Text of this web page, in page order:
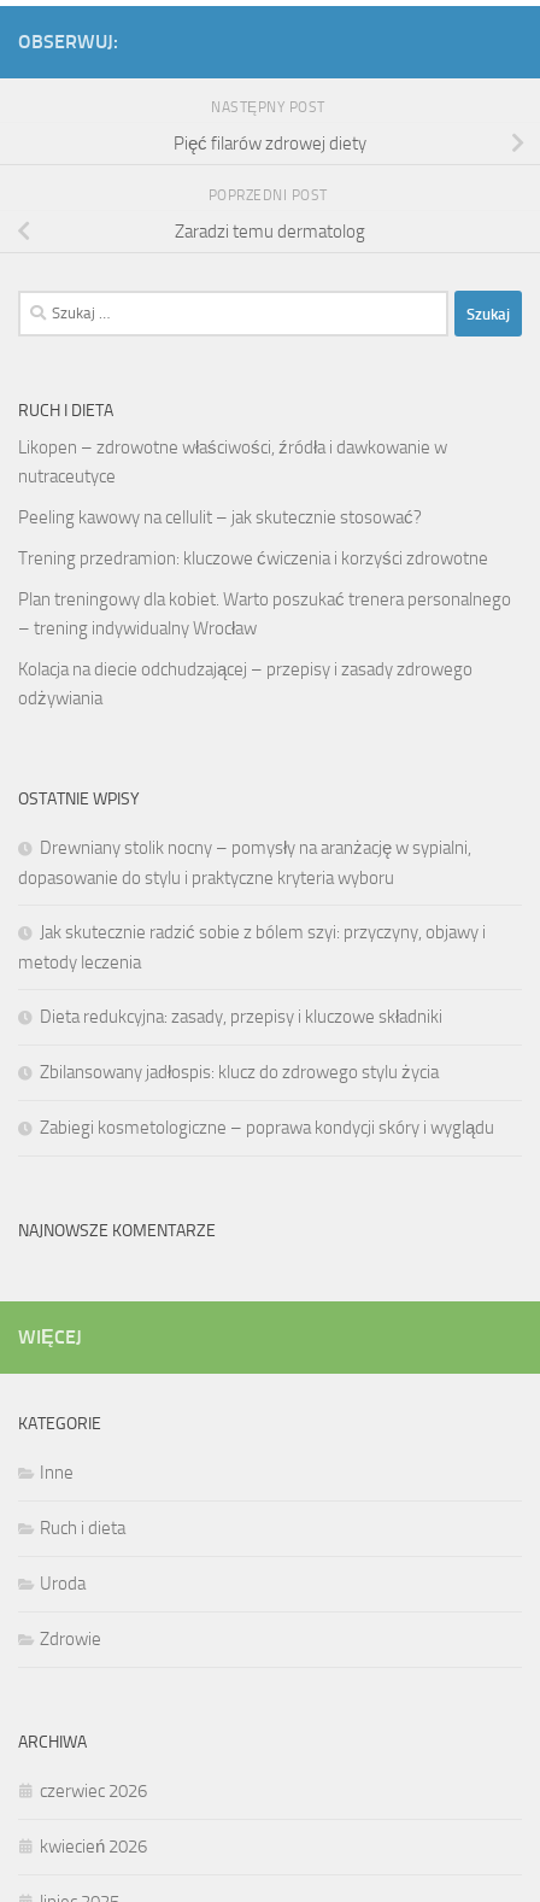
OBSERWUJ:
NASTĘPNY POST
Pięć filarów zdrowej diety
POPRZEDNI POST
Zaradzi temu dermatolog
Szukaj:
RUCH I DIETA
Likopen – zdrowotne właściwości, źródła i dawkowanie w
nutraceutyce
Peeling kawowy na cellulit – jak skutecznie stosować?
Trening przedramion: kluczowe ćwiczenia i korzyści zdrowotne
Plan treningowy dla kobiet. Warto poszukać trenera personalnego
– trening indywidualny Wrocław
Kolacja na diecie odchudzającej – przepisy i zasady zdrowego
odżywiania
OSTATNIE WPISY
Drewniany stolik nocny – pomysły na aranżację w sypialni,
dopasowanie do stylu i praktyczne kryteria wyboru
Jak skutecznie radzić sobie z bólem szyi: przyczyny, objawy i
metody leczenia
Dieta redukcyjna: zasady, przepisy i kluczowe składniki
Zbilansowany jadłospis: klucz do zdrowego stylu życia
Zabiegi kosmetologiczne – poprawa kondycji skóry i wyglądu
NAJNOWSZE KOMENTARZE
WIĘCEJ
KATEGORIE
Inne
Ruch i dieta
Uroda
Zdrowie
ARCHIWA
czerwiec 2026
kwiecień 2026